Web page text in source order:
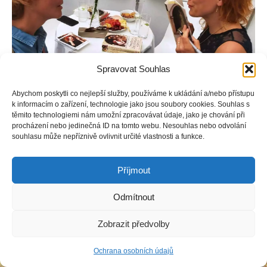
Spravovat Souhlas
Abychom poskytli co nejlepší služby, používáme k ukládání a/nebo přístupu
k informacím o zařízení, technologie jako jsou soubory cookies. Souhlas s
těmito technologiemi nám umožní zpracovávat údaje, jako je chování při
procházení nebo jedinečná ID na tomto webu. Nesouhlas nebo odvolání
souhlasu může nepříznivě ovlivnit určité vlastnosti a funkce.
Příjmout
Odmítnout
Zobrazit předvolby
Ochrana osobních údajů
Copyright © Weiron Dynamics, s.r.o. |Tvorba webových stráneka
SEO